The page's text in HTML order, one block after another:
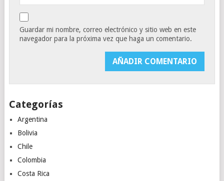
Guardar mi nombre, correo electrónico y sitio web en este
navegador para la próxima vez que haga un comentario.
Categorías
Argentina
Bolivia
Chile
Colombia
Costa Rica